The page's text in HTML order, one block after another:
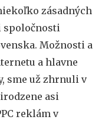
zásadných
spoločnosti
Možnosti a
a hlavne
sme už zhrnuli v
asi
reklám v